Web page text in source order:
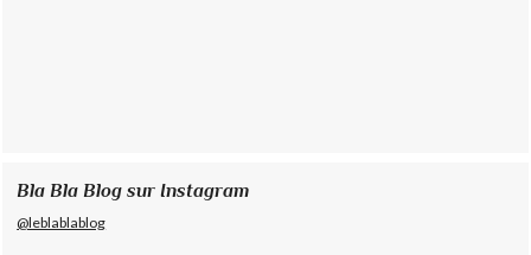
Bla Bla Blog sur Instagram
@leblablablog